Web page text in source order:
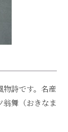
物詩です。名産
舞（おきなま